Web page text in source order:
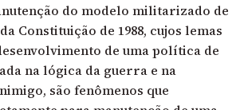
do modelo militarizado de
Constituição de 1988, cujos lemas
de uma política de
na lógica da guerra e na
são fenômenos que